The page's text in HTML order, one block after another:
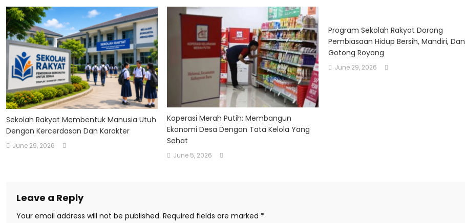
Sekolah Rakyat Membentuk Manusia Utuh
Dengan Kercerdasan Dan Karakter
June 29, 2026
Koperasi Merah Putih: Membangun
Ekonomi Desa Dengan Tata Kelola Yang
Sehat
June 5, 2026
Program Sekolah Rakyat Dorong
Pembiasaan Hidup Bersih, Mandiri, Dan
Gotong Royong
June 29, 2026
Leave a Reply
Your email address will not be published. Required fields are marked *